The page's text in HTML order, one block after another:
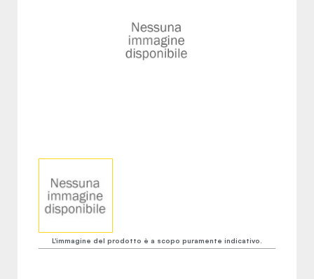
L'immagine del prodotto è a scopo puramente indicativo.